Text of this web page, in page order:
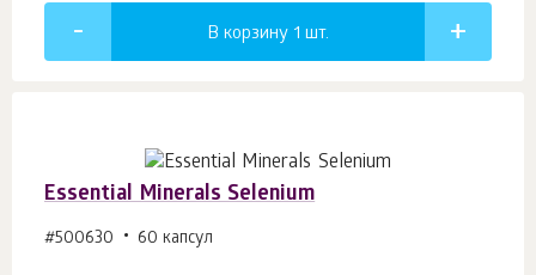
В корзину 1 шт.
Essential Minerals Selenium
#500630 60 капсул